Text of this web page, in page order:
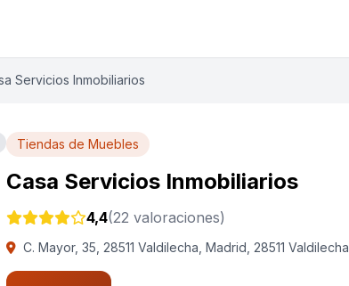
Servicios Inmobiliarios
Tiendas de Muebles
Casa Servicios Inmobiliarios
4,4(22 valoraciones)
C. Mayor, 35, 28511 Valdilecha, Madrid, 28511 Valdilecha